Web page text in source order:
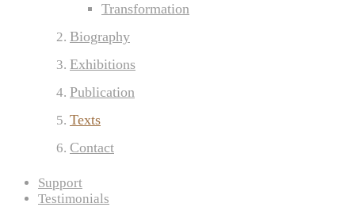
Transformation
Biography
Exhibitions
Publication
Texts
Contact
Support
Testimonials